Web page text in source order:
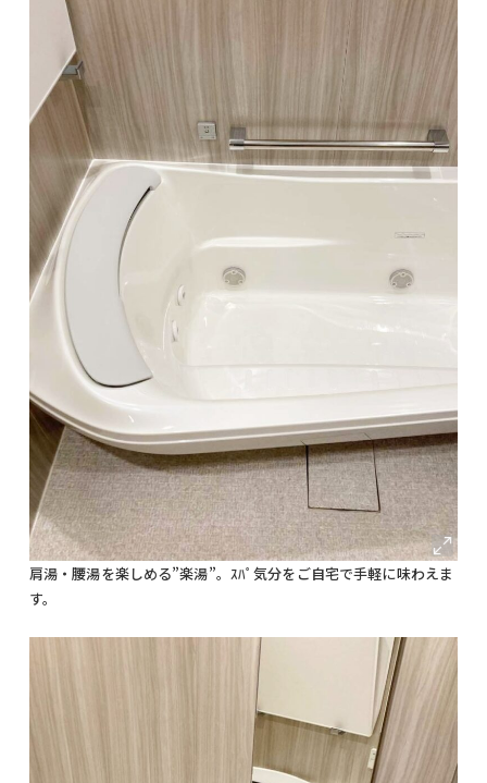
肩湯・腰湯を楽しめる”楽湯”。ｽﾊﾟ気分をご自宅で手軽に味わえま
す。